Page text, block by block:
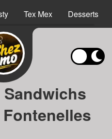
Tex Mex Desserts